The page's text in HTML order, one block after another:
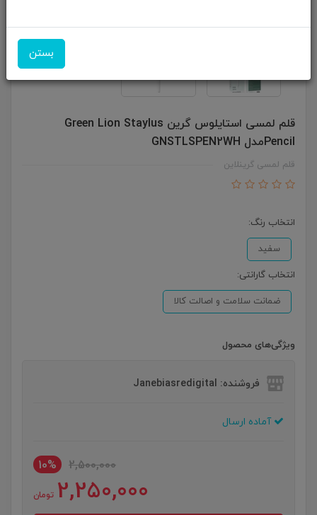
قلم لمسی استایلوس گرین Green Lion Staylus
Pencilمدل GNSTLSPEN2WH
قلم لمسی گرینلاین
انتخاب رنگ:
سفید
انتخاب گارانتی:
ضمانت سلامت و اصالت کالا
ویژگی‌های محصول
فروشنده: Janebiasredigital
آماده ارسال
2,500,000
10%
2,250,000 تومان
بستن